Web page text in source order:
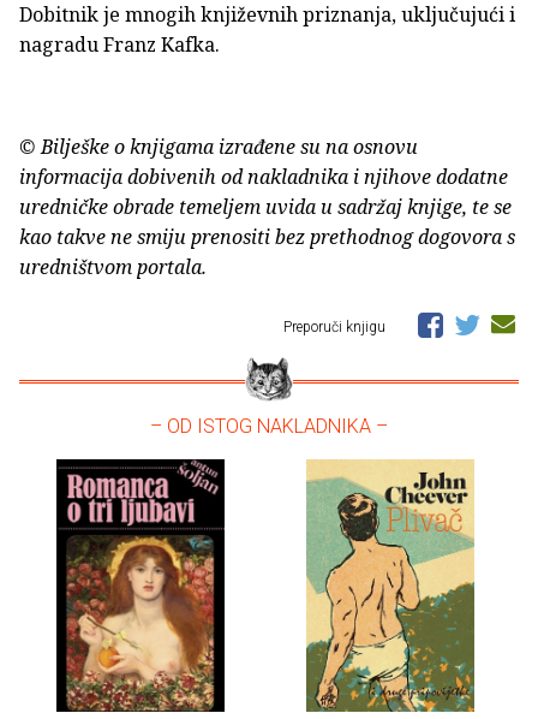
Dobitnik je mnogih književnih priznanja, uključujući i
nagradu Franz Kafka.
© Bilješke o knjigama izrađene su na osnovu
informacija dobivenih od nakladnika i njihove dodatne
uredničke obrade temeljem uvida u sadržaj knjige, te se
kao takve ne smiju prenositi bez prethodnog dogovora s
uredništvom portala.
Preporuči knjigu
– OD ISTOG NAKLADNIKA –